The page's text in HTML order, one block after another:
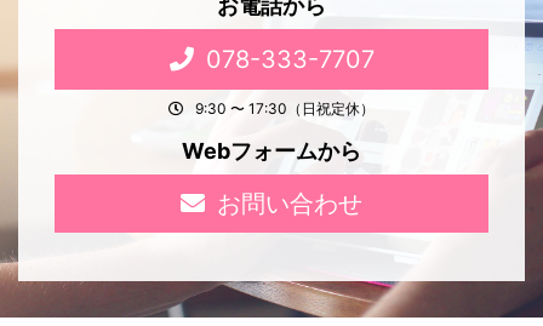
お電話から
078-333-7707
9:30 〜 17:30（日祝定休）
Webフォームから
お問い合わせ